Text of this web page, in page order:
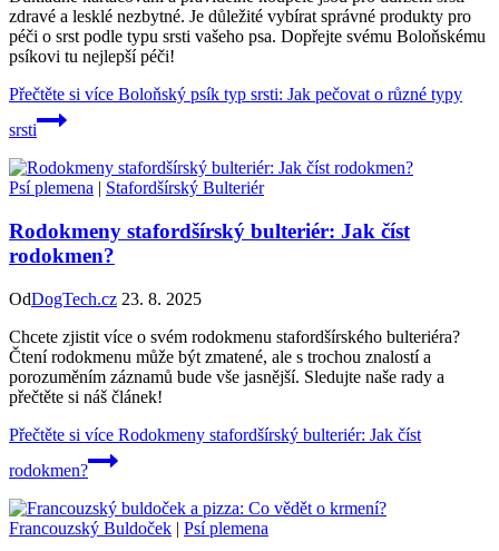
zdravé a lesklé nezbytné. Je důležité vybírat správné produkty pro
péči o srst podle typu srsti vašeho psa. Dopřejte svému Boloňskému
psíkovi tu nejlepší péči!
Přečtěte si více Boloňský psík typ srsti: Jak pečovat o různé typy
srsti
Psí plemena | Stafordšírský Bulteriér
Rodokmeny stafordšírský bulteriér: Jak číst
rodokmen?
OdDogTech.cz 23. 8. 2025
Chcete zjistit více o svém rodokmenu stafordšírského bulteriéra?
Čtení rodokmenu může být zmatené, ale s trochou znalostí a
porozuměním záznamů bude vše jasnější. Sledujte naše rady a
přečtěte si náš článek!
Přečtěte si více Rodokmeny stafordšírský bulteriér: Jak číst
rodokmen?
Francouzský Buldoček | Psí plemena